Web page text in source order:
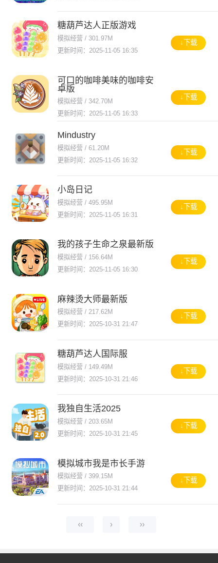
糖葫芦达人正版游戏
模拟经营 / 301.97M
更新时间：2025-11-05 16:35
↓下载
可口的咖啡美味的咖啡安
卓版
模拟经营 / 342.70M
更新时间：2025-11-05 16:33
↓下载
Mindustry
模拟经营 / 61.20M
更新时间：2025-11-05 16:32
↓下载
小岛日记
模拟经营 / 495.95M
更新时间：2025-11-05 16:31
↓下载
我的孩子生命之泉最新版
模拟经营 / 156.64M
更新时间：2025-11-05 16:30
↓下载
麻辣烫大师最新版
模拟经营 / 217.62M
更新时间：2025-10-31 21:47
↓下载
糖葫芦达人国际服
模拟经营 / 149.49M
更新时间：2025-10-31 21:46
↓下载
我独自生活2025
模拟经营 / 203.65M
更新时间：2025-10-31 21:45
↓下载
模拟城市我是市长手游
模拟经营 / 399.15M
更新时间：2025-10-31 21:44
↓下载
‹‹ › ››